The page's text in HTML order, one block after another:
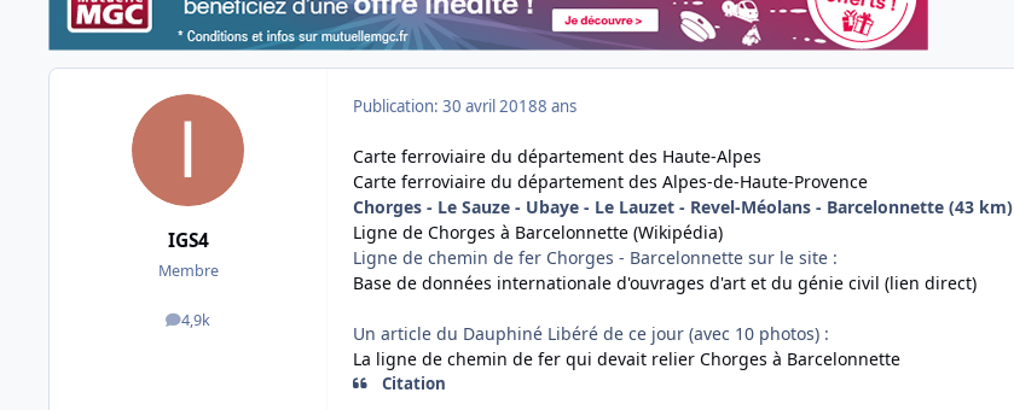
IGS4
Membre
4,9k
messages
Publication: 30 avril 20188 ans
Carte ferroviaire du département des Haute-Alpes
Carte ferroviaire du département des Alpes-de-Haute-Provence
Chorges - Le Sauze - Ubaye - Le Lauzet - Revel-Méolans - Barcelonnette (43 km)
Ligne de Chorges à Barcelonnette (Wikipédia)
Ligne de chemin de fer Chorges - Barcelonnette sur le site :
Base de données internationale d'ouvrages d'art et du génie civil (lien direct)
Un article du Dauphiné Libéré de ce jour (avec 10 photos) :
La ligne de chemin de fer qui devait relier Chorges à Barcelonnette
Citation